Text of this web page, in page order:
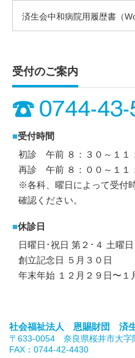
済生会中和病院用履歴書（
受付のご案内
■受付時間
初診 午前 ８：３０～１１
再診 午前 ８：００～１１
※各科、曜日によって受付
確認ください。
■休診日
日曜日･祝日 第２･４ 土曜日
創立記念日 ５月３０日
年末年始 １２月２９日〜１
社会福祉法人 恩賜財団 済
〒633-0054 奈良県桜井市大
FAX：0744-42-4430